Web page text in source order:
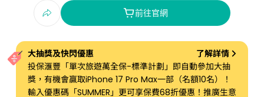
前往官網
大抽獎及快閃優惠
了解詳情
投保滙豐「單次旅遊萬全保-標準計劃」即自動參加大抽
獎，有機會贏取iPhone 17 Pro Max一部（名額10名）！
輸入優惠碼「SUMMER」更可享保費68折優惠！推廣生意